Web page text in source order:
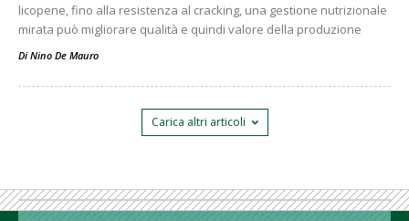
licopene, fino alla resistenza al cracking, una gestione nutrizionale
mirata può migliorare qualità e quindi valore della produzione
Di Nino De Mauro
Carica altri articoli